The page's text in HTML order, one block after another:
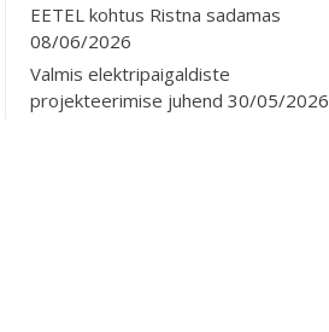
EETEL kohtus Ristna sadamas
08/06/2026
Valmis elektripaigaldiste
projekteerimise juhend 30/05/2026